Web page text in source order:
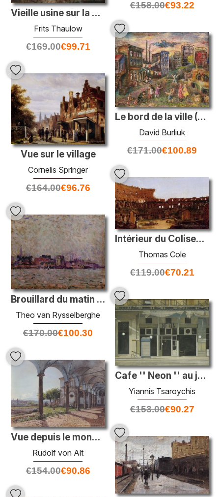
€158.00€93.22
Vieille usine sur la Somme (soirée)
Frits Thaulow
€169.00€99.71
Le bord de la ville (Bronx)
David Burliuk
€171.00€100.89
Vue sur le village
Cornelis Springer
€164.00€96.76
Intérieur du Coliseum, Rome
Thomas Cole
€119.00€70.21
Brouillard du matin sur le port de Veer, Hollande
Theo van Rysselberghe
€170.00€100.30
Cafe '' Neon '' au jour
Yiannis Tsaroychis
€153.00€90.27
Vue depuis le monastère de Sant 'Onofrio à Rome
Rudolf von Alt
€154.00€90.86